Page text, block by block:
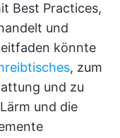
Best Practices,
und
könnte
, zum
und zu
und die